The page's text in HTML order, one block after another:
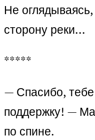
Не
сторону реки…
*****
— Спасибо,
поддержку! —
по спине.